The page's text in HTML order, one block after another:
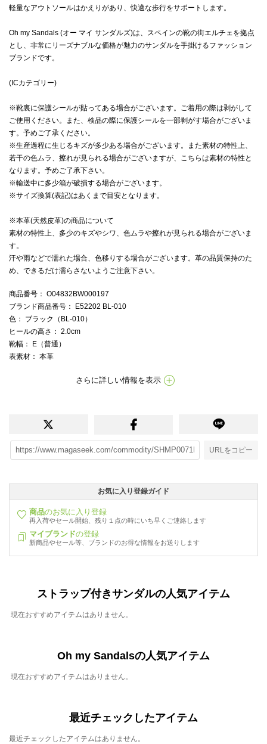
軽量なアウトソールはかえりがあり、快適な歩行をサポートします。
Oh my Sandals (オー マイ サンダルズ)は、スペインの靴の街エルチェを拠点
とし、非常にリーズナブルな価格が魅力のサンダルを手掛けるファッション
ブランドです。
(ICカテゴリー)
※靴裏に保護シールが貼ってある場合がございます。ご着用の際は剥がして
ご使用ください。また、検品の際に保護シールを一部剥がす場合がございま
す。予めご了承ください。
※生産過程に生じるキズが多少ある場合がございます。また素材の特性上、
若干の色ムラ、擦れが見られる場合がございますが、こちらは素材の特性と
なります。予めご了承下さい。
※輸送中に多少箱が破損する場合がございます。
※サイズ換算(表記)はあくまで目安となります。
※本革(天然皮革)の商品について
素材の特性上、多少のキズやシワ、色ムラや擦れが見られる場合がございま
す。
汗や雨などで濡れた場合、色移りする場合がございます。革の品質保持のた
め、できるだけ濡らさないようご注意下さい。
商品番号 ： O04832BW000197
ブランド商品番号 ： E52202 BL-010
色 ： ブラック（BL-010）
ヒールの高さ ： 2.0cm
靴幅 ： E（普通）
表素材 ： 本革
さらに詳しい情報を表示
URLをコピー
お気に入り登録ガイド
商品のお気に入り登録
再入荷やセール開始、残り１点の時にいち早くご連絡します
マイブランドの登録
新商品やセール等、ブランドのお得な情報をお送りします
ストラップ付きサンダルの人気アイテム
現在おすすめアイテムはありません。
Oh my Sandalsの人気アイテム
現在おすすめアイテムはありません。
最近チェックしたアイテム
最近チェックしたアイテムはありません。